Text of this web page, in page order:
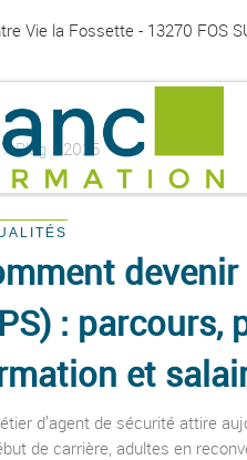
Vie la Fossette - 13270 FOS
» Blog » 2025
: parcours,
et
d’agent de sécurité attire
de carrière, adultes en